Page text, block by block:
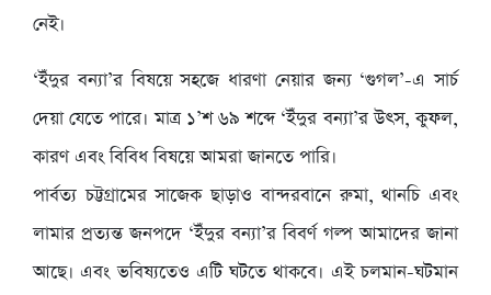
নেই।
‘ইঁদুর বন্যা’র বিষয়ে সহজে ধারণা নেয়ার জন্য ‘গুগল’-এ সার্চ
দেয়া যেতে পারে। মাত্র ১’শ ৬৯ শব্দে ‘ইঁদুর বন্যা’র উৎস, কুফল,
কারণ এবং বিবিধ বিষয়ে আমরা জানতে পারি।
পার্বত্য চট্টগ্রামের সাজেক ছাড়াও বান্দরবানে রুমা, থানচি এবং
লামার প্রত্যন্ত জনপদে ‘ইঁদুর বন্যা’র বিবর্ণ গল্প আমাদের জানা
আছে। এবং ভবিষ্যতেও এটি ঘটতে থাকবে। এই চলমান-ঘটমান